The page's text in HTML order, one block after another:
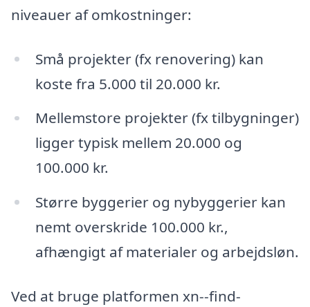
niveauer af omkostninger:
Små projekter (fx renovering) kan
koste fra 5.000 til 20.000 kr.
Mellemstore projekter (fx tilbygninger)
ligger typisk mellem 20.000 og
100.000 kr.
Større byggerier og nybyggerier kan
nemt overskride 100.000 kr.,
afhængigt af materialer og arbejdsløn.
Ved at bruge platformen xn--find-